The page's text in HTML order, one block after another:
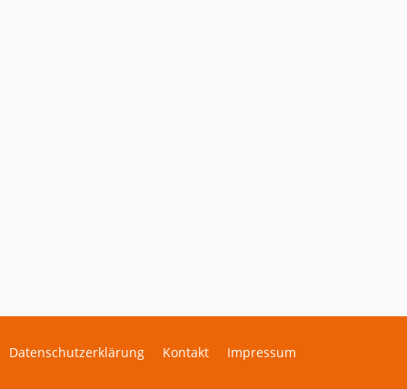
Datenschutzerklärung Kontakt Impressum